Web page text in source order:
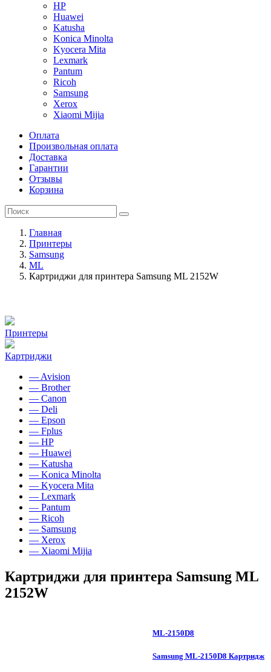
HP
Huawei
Katusha
Konica Minolta
Kyocera Mita
Lexmark
Pantum
Ricoh
Samsung
Xerox
Xiaomi Mijia
Оплата
Произвольная оплата
Доставка
Гарантии
Отзывы
Корзина
Главная
Принтеры
Samsung
ML
Картриджи для принтера Samsung ML 2152W
Принтеры
Картриджи
— Avision
— Brother
— Canon
— Deli
— Epson
— Fplus
— HP
— Huawei
— Katusha
— Konica Minolta
— Kyocera Mita
— Lexmark
— Pantum
— Ricoh
— Samsung
— Xerox
— Xiaomi Mijia
Картриджи для принтера Samsung ML
2152W
ML-2150D8
Samsung ML-2150D8 Картридж